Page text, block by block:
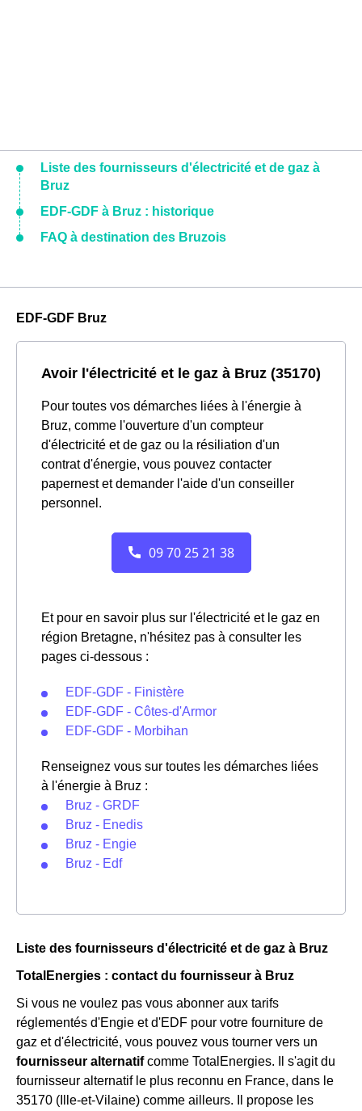
Liste des fournisseurs d'électricité et de gaz à
Bruz
EDF-GDF à Bruz : historique
FAQ à destination des Bruzois
EDF-GDF Bruz
Avoir l'électricité et le gaz à Bruz (35170)
Pour toutes vos démarches liées à l'énergie à
Bruz, comme l'ouverture d'un compteur
d'électricité et de gaz ou la résiliation d'un
contrat d'énergie, vous pouvez contacter
papernest et demander l'aide d'un conseiller
personnel.
Et pour en savoir plus sur l'électricité et le gaz en
région Bretagne, n'hésitez pas à consulter les
pages ci-dessous :
EDF-GDF - Finistère
EDF-GDF - Côtes-d'Armor
EDF-GDF - Morbihan
Renseignez vous sur toutes les démarches liées
à l'énergie à Bruz :
Bruz - GRDF
Bruz - Enedis
Bruz - Engie
Bruz - Edf
Liste des fournisseurs d'électricité et de gaz à Bruz
TotalEnergies : contact du fournisseur à Bruz
Si vous ne voulez pas vous abonner aux tarifs
réglementés d'Engie et d'EDF pour votre fourniture de
gaz et d'électricité, vous pouvez vous tourner vers un
fournisseur alternatifcomme TotalEnergies. Il s'agit du
fournisseur alternatif le plus reconnu en France, dans le
35170 (Ille-et-Vilaine) comme ailleurs. Il propose les